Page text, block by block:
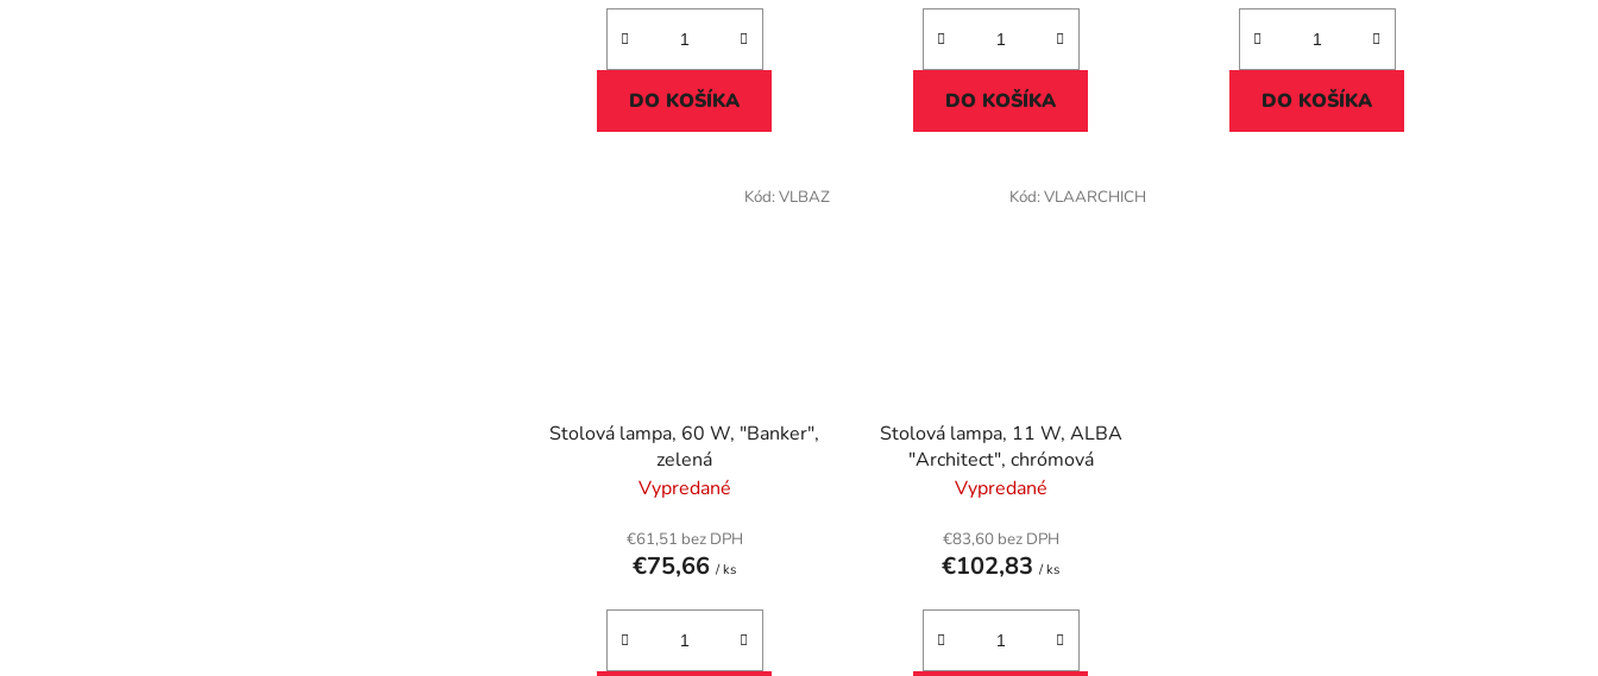
DO KOŠÍKA DO KOŠÍKA DO KOŠÍKA
Stolová lampa, 60 W, "Banker",
zelená
Vypredané
€61,51 bez DPH
€75,66/ ks
Kód: VLBAZ
Stolová lampa, 11 W, ALBA
"Architect", chrómová
Vypredané
€83,60 bez DPH
€102,83/ ks
Kód: VLAARCHICH